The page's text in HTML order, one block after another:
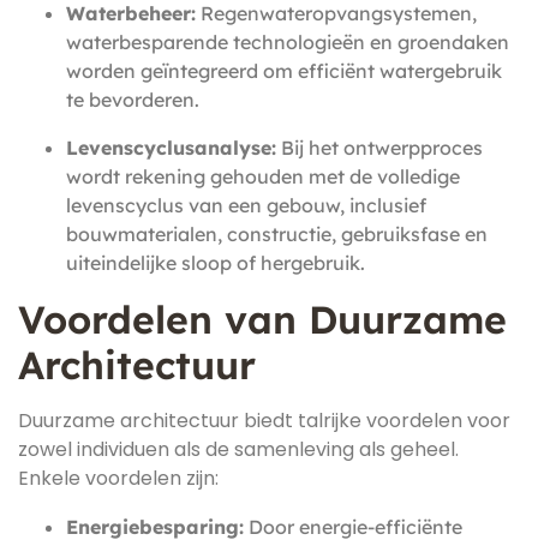
Waterbeheer: Regenwateropvangsystemen,
waterbesparende technologieën en groendaken
worden geïntegreerd om efficiënt watergebruik
te bevorderen.
Levenscyclusanalyse: Bij het ontwerpproces
wordt rekening gehouden met de volledige
levenscyclus van een gebouw, inclusief
bouwmaterialen, constructie, gebruiksfase en
uiteindelijke sloop of hergebruik.
Voordelen van Duurzame
Architectuur
Duurzame architectuur biedt talrijke voordelen voor
zowel individuen als de samenleving als geheel.
Enkele voordelen zijn:
Energiebesparing: Door energie-efficiënte